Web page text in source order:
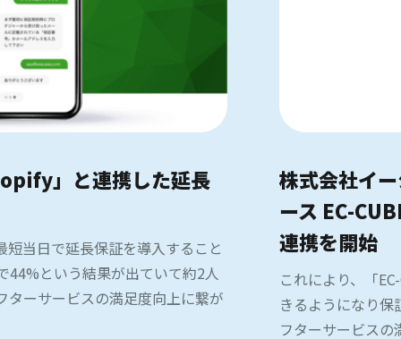
」と連携した延長
当日で延長保証を導入すること
44%という結果が出ていて約2人
ターサービスの満足度向上に繋が
株式会社イ
ース EC-
連携を開始
これにより、「
きるようになり保
フターサービスの